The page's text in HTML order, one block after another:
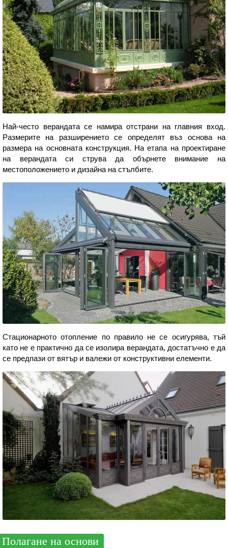
Най-често верандата се намира отстрани на главния вход.
Размерите на разширението се определят въз основа на
размера на основната конструкция. На етапа на проектиране
на верандата си струва да обърнете внимание на
местоположението и дизайна на стълбите.
Стационарното отопление по правило не се осигурява, тъй
като не е практично да се изолира верандата, достатъчно е да
се предпази от вятър и валежи от конструктивни елементи.
Полагане на основи